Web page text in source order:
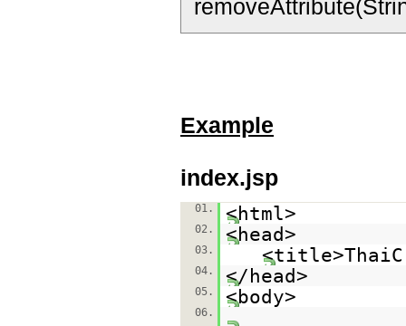
Example
index.jsp
01. <html>
02. <head>
03.
04. </head>
05. <body>
06.